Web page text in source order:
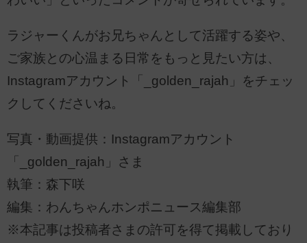
ラジャーくんがお兄ちゃんとして活躍する姿や、
ご家族との心温まる日常をもっと見たい方は、
Instagramアカウント「_golden_rajah」をチェッ
クしてくださいね。
写真・動画提供：Instagramアカウント
「_golden_rajah」さま
執筆：森下咲
編集：わんちゃんホンポニュース編集部
※本記事は投稿者さまの許可を得て掲載しており